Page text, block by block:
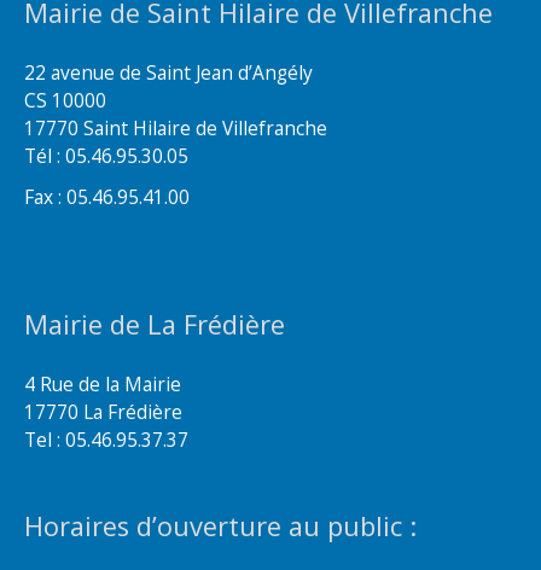
Mairie de Saint Hilaire de Villefranche
22 avenue de Saint Jean d’Angély
CS 10000
17770 Saint Hilaire de Villefranche
Tél : 05.46.95.30.05
Fax : 05.46.95.41.00
Mairie de La Frédière
4 Rue de la Mairie
17770 La Frédière
Tel : 05.46.95.37.37
Horaires d’ouverture au public :